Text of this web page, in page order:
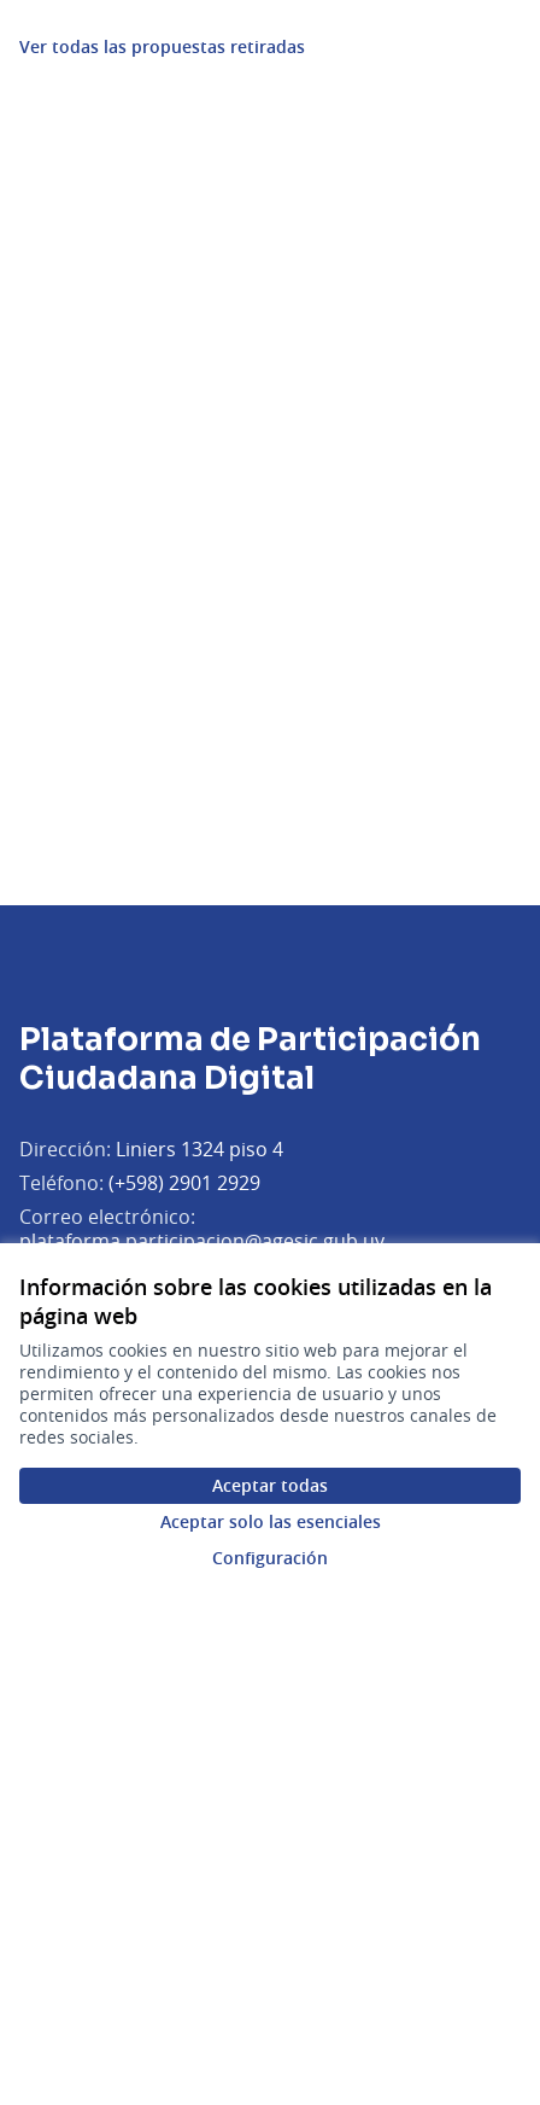
Información sobre las cookies utilizadas en la
página web
Utilizamos cookies en nuestro sitio web para mejorar el
rendimiento y el contenido del mismo. Las cookies nos
permiten ofrecer una experiencia de usuario y unos
contenidos más personalizados desde nuestros canales de
redes sociales.
Aceptar todas
Aceptar solo las esenciales
Configuración
Ver todas las propuestas retiradas
Plataforma de Participación
Ciudadana Digital
Dirección: Liniers 1324 piso 4
Teléfono: (+598) 2901 2929
Correo electrónico:
plataforma.participacion@agesic.gub.uy(Abrir en una
Horario de atención:
Lunes a viernes de 9:30 a 17:30 hs.
Plataforma de Participación Ciudadana Digital en X
(Enlace externo)
Plataforma de Participación Ciudadana Digital en Facebook
(Enlace externo)
Plataforma de Participación Ciudadana Digital en
(Enlace externo)
Participá
Inicio
Ámbitos Participativos